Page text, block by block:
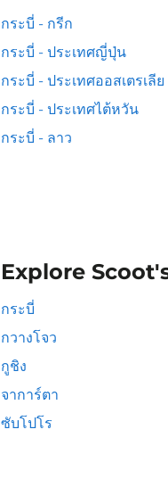
กระบี่ - กรีก
กระบี่ - ประเทศญี่ปุ่น
กระบี่ - ประเทศออสเตรเลีย
กระบี่ - ประเทศไต้หวัน
กระบี่ - ลาว
Explore
กระบี่
กวางโจว
กูชิง
จาการ์ตา
ซับโปโร